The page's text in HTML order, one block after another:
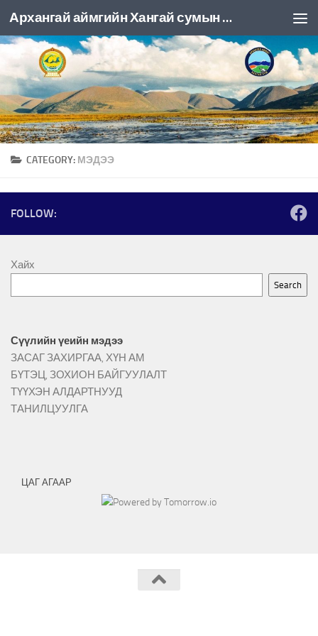
Skip to content Архангай аймгийн Хангай сумын ЗДТГ
CATEGORY: МЭДЭЭ
FOLLOW:
Хайх
Search
Сүүлийн үеийн мэдээ
ЗАСАГ ЗАХИРГАА, ХҮН АМ
БҮТЭЦ, ЗОХИОН БАЙГУУЛАЛТ
ТҮҮХЭН АЛДАРТНУУД
ТАНИЛЦУУЛГА
ЦАГ АГААР